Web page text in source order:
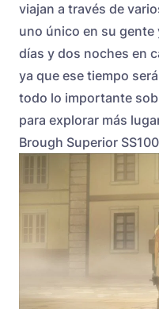
viajan a través de
uno único en su gente
días y dos noches en
ya que ese tiempo
todo lo importante
para explorar más
Brough Superior SS100